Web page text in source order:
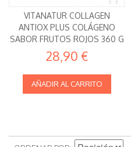
VITANATUR COLLAGEN
ANTIOX PLUS COLÁGENO
SABOR FRUTOS ROJOS 360 G
28,90 €
AÑADIR AL CARRITO